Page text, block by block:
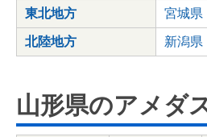
東北地方 宮城県
北陸地方 新潟県
山形県のアメダ